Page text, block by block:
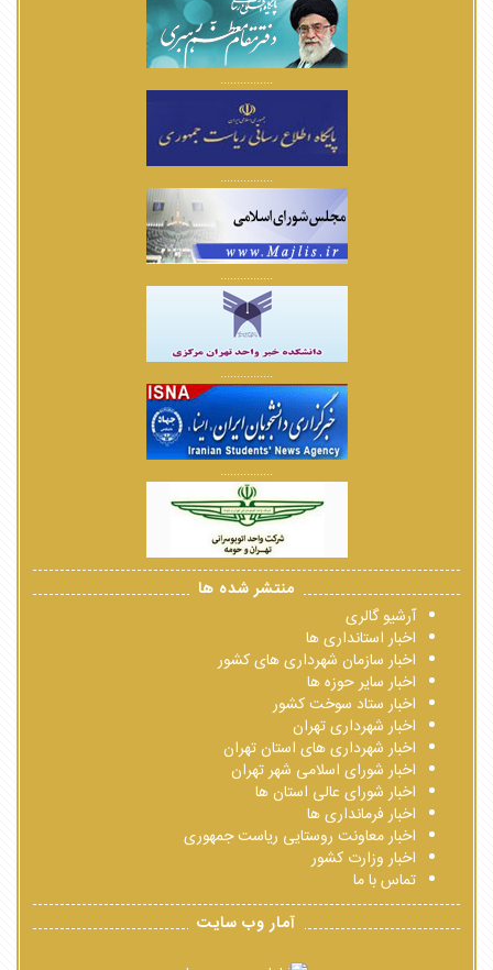
................
................
................
................
................
منتشر شده ها
آرشیو گالری
اخبار استانداری ها
اخبار سازمان شهرداری های کشور
اخبار سایر حوزه ها
اخبار ستاد سوخت کشور
اخبار شهرداری تهران
اخبار شهرداری های استان تهران
اخبار شورای اسلامی شهر تهران
اخبار شورای عالی استان ها
اخبار فرمانداری ها
اخبار معاونت روستایی ریاست جمهوری
اخبار وزارت کشور
تماس با ما
آمار وب سایت